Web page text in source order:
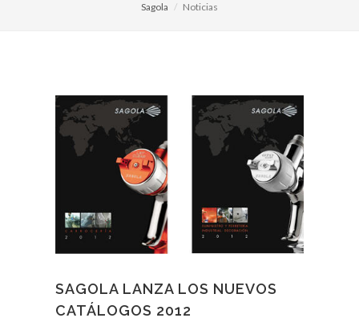
Sagola Noticias
SAGOLA LANZA LOS NUEVOS
CATÁLOGOS 2012